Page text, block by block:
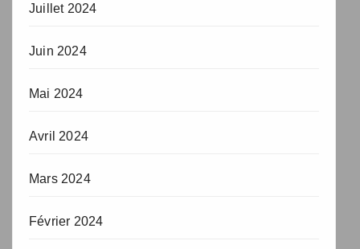
Juillet 2024
Juin 2024
Mai 2024
Avril 2024
Mars 2024
Février 2024